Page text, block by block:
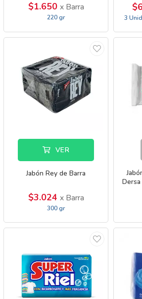
$1.650 x Barra
220 gr 3
VER
Jabón Rey de Barra
$3.024 x Barra
300 gr